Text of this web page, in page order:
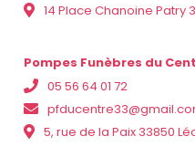
14 Place Chanoine Patry
Pompes Funèbres du
05 56 64 01 72
5, rue de la Paix 33850